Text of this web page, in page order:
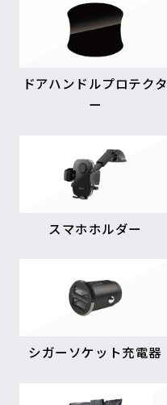
ドアハンドルプロテクタ
ー
スマホホルダー
シガーソケット充電器